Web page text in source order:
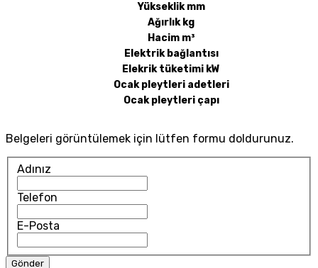
Yükseklik mm
Ağırlık kg
Hacim m³
Elektrik bağlantısı
Elekrik tüketimi kW
Ocak pleytleri adetleri
Ocak pleytleri çapı
Belgeleri görüntülemek için lütfen formu doldurunuz.
Adınız
Telefon
E-Posta